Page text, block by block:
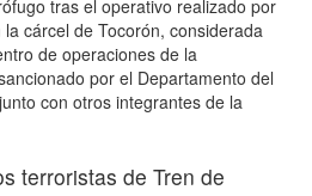
tras el operativo realizado por
cárcel de Tocorón, considerada
de operaciones de la
por el Departamento del
con otros integrantes de la
terroristas de Tren de